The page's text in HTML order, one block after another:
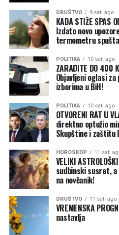
Kada je u pitanju dnevni red,
predstavnik državnog kapitala
ukupnog kapitala u OC
za vanrednu skupštinu.
„Ja predlažem dnevni red, a
resornog ministra dobijam
objašnjava Šulić.
Ministar trgovine i turizma
na pozive CAPITAL-a, a u
Skupštini akcionara nije
izvještaju tog akcionarnog
preporukom vraćen na doradu
„IRB je taj koji daje upute kako
samo ta koja to potvrđuje“,
Puhovac za Aloonline.
Na pitanje da prokomentariše
DRUŠTVO 9 sati ago
KADA STIŽE SPAS
Izdato novo
termometru
POLITIKA 10 sati ago
ZARADITE DO 400
Objavljeni oglasi
izborima u BiH!
POLITIKA 10 sati ago
OTVORENI RAT U
direktno optužio
Skupštine i zaštitu
HOROSKOP 11 sati
VELIKI
sudbinski susret, a
na novčanik!
DRUŠTVO 11 sati ago
VREMENSKA
nastavlja